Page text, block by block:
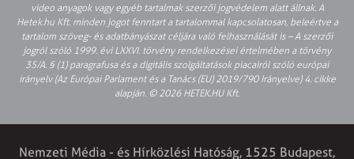
video anyagok vagy egyéb tartalmak szerzői jogvédelem alatt állnak. A
Hetek.hu Kft. minden jogot fenntart a tartalommal kapcsolatosan, beleértve a
tartalom szöveg- és adatbányászat céljára való felhasználását is – A szerzői
jogról szóló 1999. évi LXXVI. törvény rendelkezései értelmében a törvény
35/A. § (1) paragrafusa és a digitális szolgáltatások piacairól szóló európai
irányelv (Az Európai Parlament és a Tanács (EU) 2019/790 Irányelve) 4. cikke
alapján. © 2026 HETEK.HU Kft.
Nemzeti Média - és Hírközlési Hatóság, 1525 Budapest,